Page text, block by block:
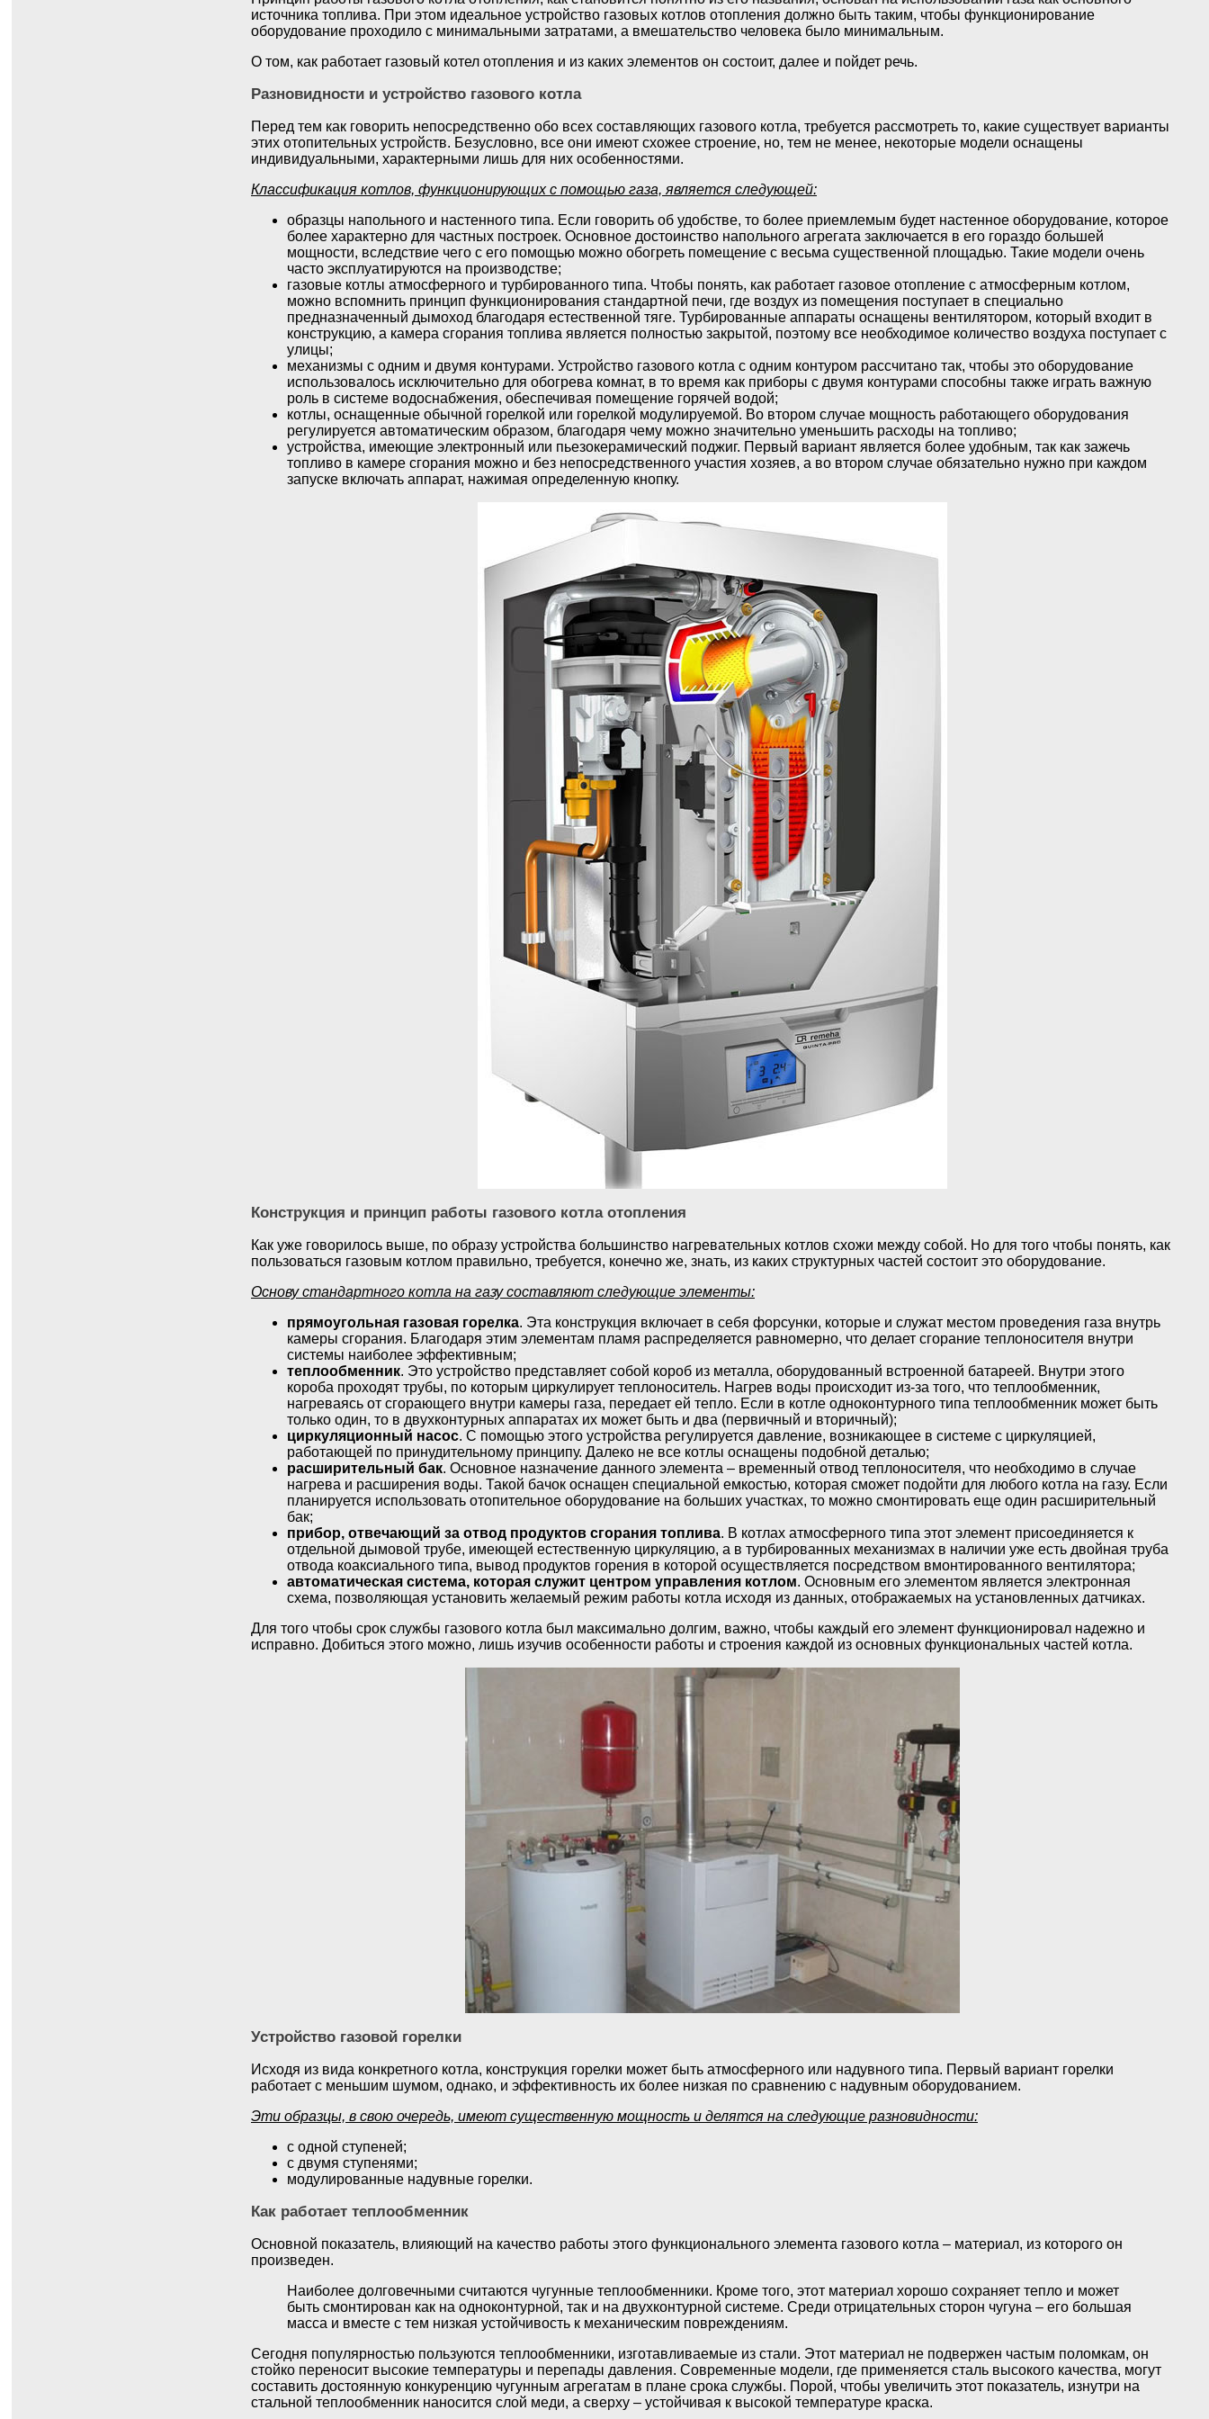
источника топлива. При этом идеальное устройство газовых котлов отопления должно быть таким, чтобы функционирование
оборудование проходило с минимальными затратами, а вмешательство человека было минимальным.
О том, как работает газовый котел отопления и из каких элементов он состоит, далее и пойдет речь.
Разновидности и устройство газового котла
Перед тем как говорить непосредственно обо всех составляющих газового котла, требуется рассмотреть то, какие существует варианты
этих отопительных устройств. Безусловно, все они имеют схожее строение, но, тем не менее, некоторые модели оснащены
индивидуальными, характерными лишь для них особенностями.
Классификация котлов, функционирующих с помощью газа, является следующей:
образцы напольного и настенного типа. Если говорить об удобстве, то более приемлемым будет настенное оборудование, которое
более характерно для частных построек. Основное достоинство напольного агрегата заключается в его гораздо большей
мощности, вследствие чего с его помощью можно обогреть помещение с весьма существенной площадью. Такие модели очень
часто эксплуатируются на производстве;
газовые котлы атмосферного и турбированного типа. Чтобы понять, как работает газовое отопление с атмосферным котлом,
можно вспомнить принцип функционирования стандартной печи, где воздух из помещения поступает в специально
предназначенный дымоход благодаря естественной тяге. Турбированные аппараты оснащены вентилятором, который входит в
конструкцию, а камера сгорания топлива является полностью закрытой, поэтому все необходимое количество воздуха поступает с
улицы;
механизмы с одним и двумя контурами. Устройство газового котла с одним контуром рассчитано так, чтобы это оборудование
использовалось исключительно для обогрева комнат, в то время как приборы с двумя контурами способны также играть важную
роль в системе водоснабжения, обеспечивая помещение горячей водой;
котлы, оснащенные обычной горелкой или горелкой модулируемой. Во втором случае мощность работающего оборудования
регулируется автоматическим образом, благодаря чему можно значительно уменьшить расходы на топливо;
устройства, имеющие электронный или пьезокерамический поджиг. Первый вариант является более удобным, так как зажечь
топливо в камере сгорания можно и без непосредственного участия хозяев, а во втором случае обязательно нужно при каждом
запуске включать аппарат, нажимая определенную кнопку.
Конструкция и принцип работы газового котла отопления
Как уже говорилось выше, по образу устройства большинство нагревательных котлов схожи между собой. Но для того чтобы понять, как
пользоваться газовым котлом правильно, требуется, конечно же, знать, из каких структурных частей состоит это оборудование.
Основу стандартного котла на газу составляют следующие элементы:
прямоугольная газовая горелка. Эта конструкция включает в себя форсунки, которые и служат местом проведения газа внутрь
камеры сгорания. Благодаря этим элементам пламя распределяется равномерно, что делает сгорание теплоносителя внутри
системы наиболее эффективным;
теплообменник. Это устройство представляет собой короб из металла, оборудованный встроенной батареей. Внутри этого
короба проходят трубы, по которым циркулирует теплоноситель. Нагрев воды происходит из-за того, что теплообменник,
нагреваясь от сгорающего внутри камеры газа, передает ей тепло. Если в котле одноконтурного типа теплообменник может быть
только один, то в двухконтурных аппаратах их может быть и два (первичный и вторичный);
циркуляционный насос. С помощью этого устройства регулируется давление, возникающее в системе с циркуляцией,
работающей по принудительному принципу. Далеко не все котлы оснащены подобной деталью;
расширительный бак. Основное назначение данного элемента – временный отвод теплоносителя, что необходимо в случае
нагрева и расширения воды. Такой бачок оснащен специальной емкостью, которая сможет подойти для любого котла на газу. Если
планируется использовать отопительное оборудование на больших участках, то можно смонтировать еще один расширительный
бак;
прибор, отвечающий за отвод продуктов сгорания топлива. В котлах атмосферного типа этот элемент присоединяется к
отдельной дымовой трубе, имеющей естественную циркуляцию, а в турбированных механизмах в наличии уже есть двойная труба
отвода коаксиального типа, вывод продуктов горения в которой осуществляется посредством вмонтированного вентилятора;
автоматическая система, которая служит центром управления котлом. Основным его элементом является электронная
схема, позволяющая установить желаемый режим работы котла исходя из данных, отображаемых на установленных датчиках.
Для того чтобы срок службы газового котла был максимально долгим, важно, чтобы каждый его элемент функционировал надежно и
исправно. Добиться этого можно, лишь изучив особенности работы и строения каждой из основных функциональных частей котла.
Устройство газовой горелки
Исходя из вида конкретного котла, конструкция горелки может быть атмосферного или надувного типа. Первый вариант горелки
работает с меньшим шумом, однако, и эффективность их более низкая по сравнению с надувным оборудованием.
Эти образцы, в свою очередь, имеют существенную мощность и делятся на следующие разновидности:
с одной ступеней;
с двумя ступенями;
модулированные надувные горелки.
Как работает теплообменник
Основной показатель, влияющий на качество работы этого функционального элемента газового котла – материал, из которого он
произведен.
Наиболее долговечными считаются чугунные теплообменники. Кроме того, этот материал хорошо сохраняет тепло и может
быть смонтирован как на одноконтурной, так и на двухконтурной системе. Среди отрицательных сторон чугуна – его большая
масса и вместе с тем низкая устойчивость к механическим повреждениям.
Сегодня популярностью пользуются теплообменники, изготавливаемые из стали. Этот материал не подвержен частым поломкам, он
стойко переносит высокие температуры и перепады давления. Современные модели, где применяется сталь высокого качества, могут
составить достоянную конкуренцию чугунным агрегатам в плане срока службы. Порой, чтобы увеличить этот показатель, изнутри на
стальной теплообменник наносится слой меди, а сверху – устойчивая к высокой температуре краска.